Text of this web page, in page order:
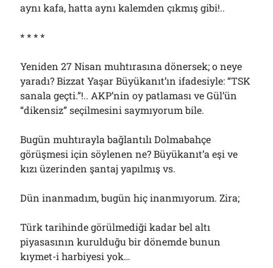
aynı kafa, hatta aynı kalemden çıkmış gibi!..
* * * *
Yeniden 27 Nisan muhtırasına dönersek; o neye
yaradı? Bizzat Yaşar Büyükanıt’ın ifadesiyle: “TSK
sanala geçti.”!.. AKP’nin oy patlaması ve Gül’ün
“dikensiz” seçilmesini saymıyorum bile.
Bugün muhtırayla bağlantılı Dolmabahçe
görüşmesi için söylenen ne? Büyükanıt’a eşi ve
kızı üzerinden şantaj yapılmış vs.
Dün inanmadım, bugün hiç inanmıyorum. Zira;
Türk tarihinde görülmediği kadar bel altı
piyasasının kurulduğu bir dönemde bunun
kıymet-i harbiyesi yok…